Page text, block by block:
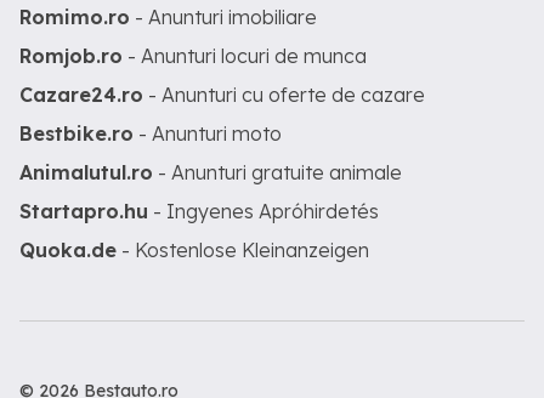
Romimo.ro - Anunturi imobiliare
Romjob.ro - Anunturi locuri de munca
Cazare24.ro - Anunturi cu oferte de cazare
Bestbike.ro - Anunturi moto
Animalutul.ro - Anunturi gratuite animale
Startapro.hu - Ingyenes Apróhirdetés
Quoka.de - Kostenlose Kleinanzeigen
© 2026 Bestauto.ro